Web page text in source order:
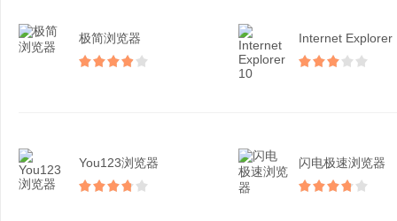
极简浏览器 Internet Explorer
You123浏览器 闪电极速浏览器